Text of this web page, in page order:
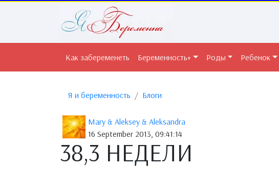
Как забеременеть Беременность+ Роды Ребенок
Я и беременность Блоги
Mary & Aleksey & Aleksandra
16 September 2013, 09:41:14
38,3 НЕДЕЛИ